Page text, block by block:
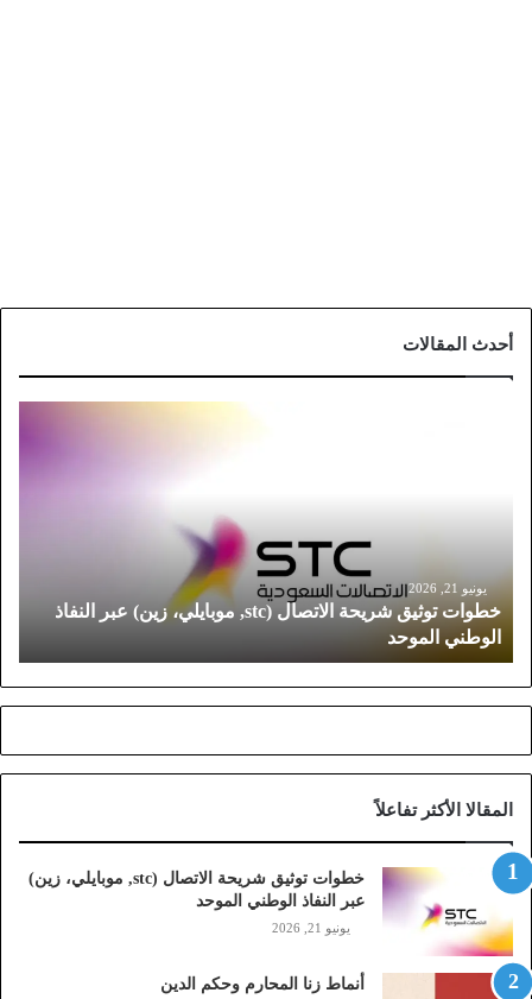
أحدث المقالات
و
ش
ر
ل
ا
ت
ص
ل
(
s
يونيو 21, 2026
خطوات توثيق شريحة الاتصال (stc, موبايلي، زين) عبر النفاذ
الوطني الموحد
المقالا الأكثر تفاعلاً
خطوات توثيق شريحة الاتصال (stc, موبايلي، زين)
عبر النفاذ الوطني الموحد
يونيو 21, 2026
أنماط زنا المحارم وحكم الدين